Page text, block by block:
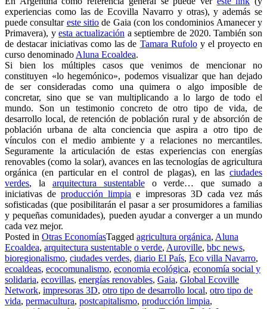
experiencias como las de Ecovilla Navarro y otras), y además se
puede consultar este sitiode Gaia (con los condominios Amanecer y
Primavera), yesta actualización a septiembre de 2020. También son
de destacar iniciativas como las de Tamara Rufoloy el proyecto en
curso denominado Aluna Ecoaldea.
Si bien los múltiples casos que venimos de mencionar no
constituyen «lo hegemónico», podemos visualizar que han dejado
de ser consideradas como una quimera o algo imposible de
concretar, sino que se van multiplicando a lo largo de todo el
mundo. Son un testimonio concreto de otro tipo de vida, de
desarrollo local, de retención de población rural y de absorción de
población urbana de alta conciencia que aspira a otro tipo de
vínculos con el medio ambiente y a relaciones no mercantiles.
Seguramente la articulación de estas experiencias con energías
renovables (como la solar), avances en las tecnologías de agricultura
orgánica (en particular en el control de plagas), en las ciudades
verdes, la arquitectura sustentableo verde… que sumado a
iniciativas deproducción limpia e impresoras 3D cada vez más
sofisticadas (que posibilitarán el pasar a ser prosumidores a familias
y pequeñas comunidades), pueden ayudar a converger a un mundo
cada vez mejor.
Posted in Otras EconomíasTagged agricultura orgánica, Aluna
Ecoaldea, arquitectura sustentable o verde, Auroville, bbc news,
bioregionalismo, ciudades verdes, diario El País, Eco villa Navarro,
ecoaldeas, ecocomunalismo, economia ecológica, economía social y
solidaria, ecovillas, energías renovables, Gaia, Global Ecoville
Network, impresoras 3D, otro tipo de desarrollo local, otro tipo de
vida, permacultura, postcapitalismo, producción limpia,